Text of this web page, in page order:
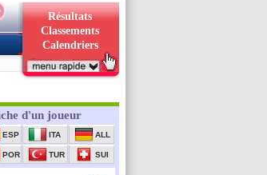
Résultats
Classements
Calendriers